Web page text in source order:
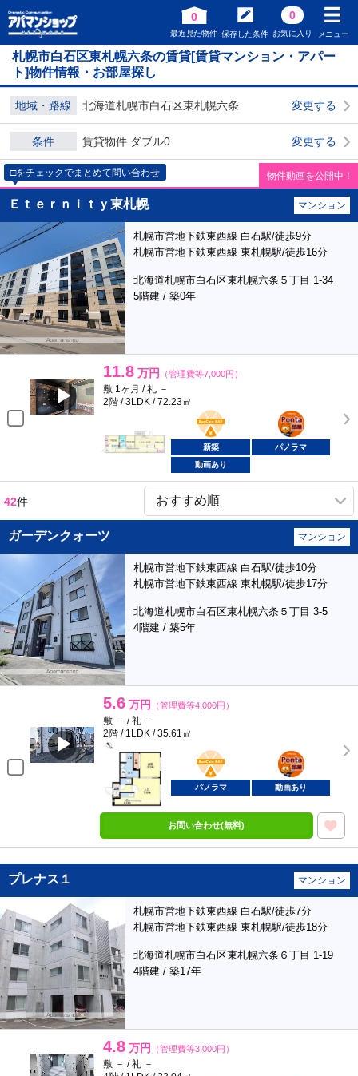
0
最近見た物件 保存した条件
0
お気に入り メニュー
札幌市白石区東札幌六条の賃貸[賃貸マンション・アパー
ト]物件情報・お部屋探し
地域・路線 北海道札幌市白石区東札幌六条 変更する
条件 賃貸物件 ダブル0 変更する
□をチェックでまとめて問い合わせ 物件動画を公開中！
Ｅｔｅｒｎｉｔｙ東札幌 マンション
札幌市営地下鉄東西線 白石駅/徒歩9分
札幌市営地下鉄東西線 東札幌駅/徒歩16分
北海道札幌市白石区東札幌六条５丁目 1-34
5階建 / 築0年
11.8 万円 （管理費等7,000円）
敷 1ヶ月 / 礼 －
2階 / 3LDK / 72.23㎡
BunChinPAY
ポンタ
部屋
新築
パノラマ
動画あり
42件
ガーデンクォーツ マンション
札幌市営地下鉄東西線 白石駅/徒歩10分
札幌市営地下鉄東西線 東札幌駅/徒歩17分
北海道札幌市白石区東札幌六条５丁目 3-5
4階建 / 築5年
5.6 万円 （管理費等4,000円）
敷 － / 礼 －
2階 / 1LDK / 35.61㎡
BunChinPAY
ポンタ
部屋
パノラマ 動画あり
お問い合わせ(無料)
プレナス１ マンション
札幌市営地下鉄東西線 白石駅/徒歩7分
札幌市営地下鉄東西線 東札幌駅/徒歩18分
北海道札幌市白石区東札幌六条６丁目 1-19
4階建 / 築17年
4.8 万円 （管理費等3,000円）
敷 － / 礼 －